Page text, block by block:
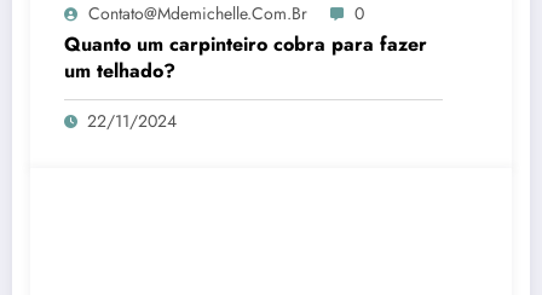
Contato@mdemichelle.com.br 0
Quanto um carpinteiro cobra para fazer
um telhado?
22/11/2024